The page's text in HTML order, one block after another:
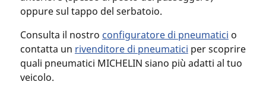
oppure sul tappo del serbatoio.
Consulta il nostro configuratore di pneumatici o
contatta un rivenditore di pneumatici per scoprire
quali pneumatici MICHELIN siano più adatti al tuo
veicolo.